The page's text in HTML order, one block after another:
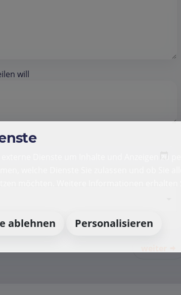
will
Dienste um Inhalte und Anzeigen zu
ablehnen Personalisieren